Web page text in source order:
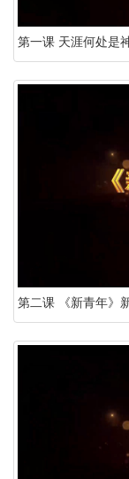
第一课 天涯何处是
第二课 《新青年》